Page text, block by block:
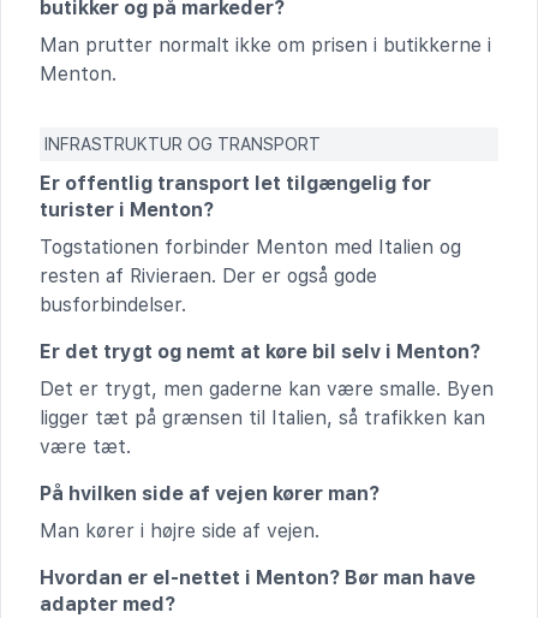
butikker og på markeder?
Man prutter normalt ikke om prisen i butikkerne i
Menton.
INFRASTRUKTUR OG TRANSPORT
Er offentlig transport let tilgængelig for
turister i Menton?
Togstationen forbinder Menton med Italien og
resten af Rivieraen. Der er også gode
busforbindelser.
Er det trygt og nemt at køre bil selv i Menton?
Det er trygt, men gaderne kan være smalle. Byen
ligger tæt på grænsen til Italien, så trafikken kan
være tæt.
På hvilken side af vejen kører man?
Man kører i højre side af vejen.
Hvordan er el-nettet i Menton? Bør man have
adapter med?